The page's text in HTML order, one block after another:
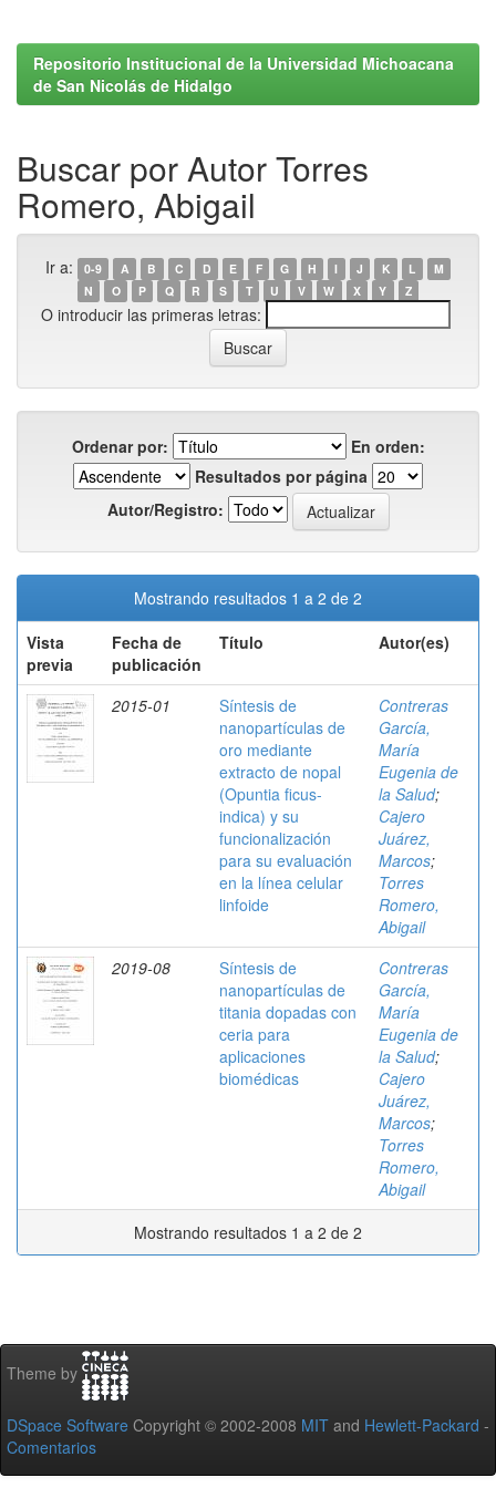
Repositorio Institucional de la Universidad Michoacana
de San Nicolás de Hidalgo
Buscar por Autor Torres
Romero, Abigail
Ir a: 0-9 A B C D E F G H I J K L
M
N
O P Q R S T U V W X Y Z
O introducir las primeras letras:
Ordenar por:
En orden:
Resultados por página
Autor/Registro:
Mostrando resultados 1 a 2 de 2
Vista
previa
Fecha de
publicación
Título Autor(es)
2015-01
Síntesis de
nanopartículas de
oro mediante
extracto de nopal
(Opuntia ficus-
indica) y su
funcionalización
para su evaluación
en la línea celular
linfoide
Contreras
García,
María
Eugenia de
la Salud;
Cajero
Juárez,
Marcos;
Torres
Romero,
Abigail
2019-08
Síntesis de
nanopartículas de
titania dopadas con
ceria para
aplicaciones
biomédicas
Contreras
García,
María
Eugenia de
la Salud;
Cajero
Juárez,
Marcos;
Torres
Romero,
Abigail
Mostrando resultados 1 a 2 de 2
Theme by
DSpace Software Copyright © 2002-2008 MIT and Hewlett-Packard -
Comentarios